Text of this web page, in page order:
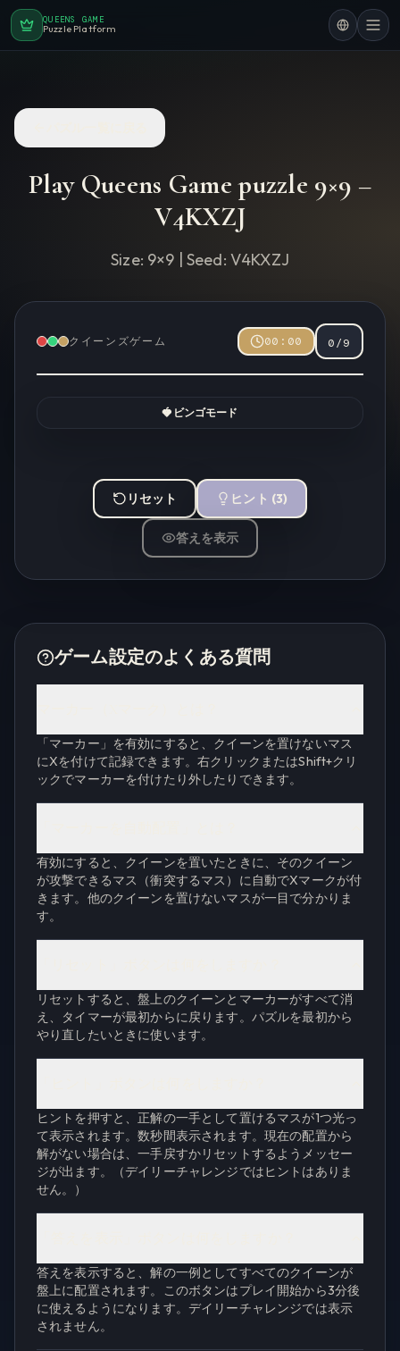
QUEENS GAME
Puzzle Platform
Play Queens Game puzzle 9×9 –
V4KXZJ
Size: 9×9 | Seed: V4KXZJ
クイーンズゲーム 00:00 0/9
🍓 ビンゴモード
リセット ヒント (3)
答えを表示
ゲーム設定のよくある質問
「マーカー」を有効にすると、クイーンを置けないマス
にXを付けて記録できます。右クリックまたはShift+クリ
ックでマーカーを付けたり外したりできます。
有効にすると、クイーンを置いたときに、そのクイーン
が攻撃できるマス（衝突するマス）に自動でXマークが付
きます。他のクイーンを置けないマスが一目で分かりま
す。
リセットすると、盤上のクイーンとマーカーがすべて消
え、タイマーが最初からに戻ります。パズルを最初から
やり直したいときに使います。
ヒントを押すと、正解の一手として置けるマスが1つ光っ
て表示されます。数秒間表示されます。現在の配置から
解がない場合は、一手戻すかリセットするようメッセー
ジが出ます。（デイリーチャレンジではヒントはありま
せん。）
答えを表示すると、解の一例としてすべてのクイーンが
盤上に配置されます。このボタンはプレイ開始から3分後
に使えるようになります。デイリーチャレンジでは表示
されません。